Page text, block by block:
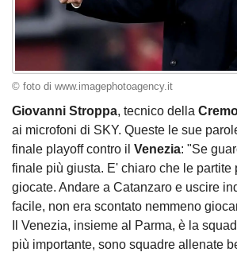
© foto di www.imagephotoagency.it
Giovanni Stroppa, tecnico della
ai microfoni di SKY. Queste le sue
finale playoff contro il Venezia: "Se
finale più giusta. E' chiaro che le partite
giocate. Andare a Catanzaro e uscire
facile, non era scontato nemmeno
Il Venezia, insieme al Parma, è la
più importante, sono squadre allenate